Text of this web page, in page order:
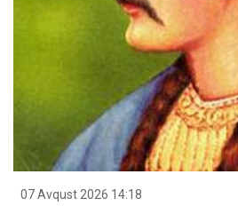
07 Avqust 2026 14:18